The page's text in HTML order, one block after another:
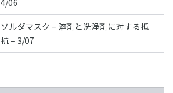
4/06
ソルダマスク – 溶剤と洗浄剤に対する抵
抗 – 3/07